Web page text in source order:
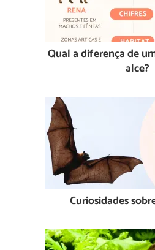
Qual a diferença de
alce?
Curiosidades